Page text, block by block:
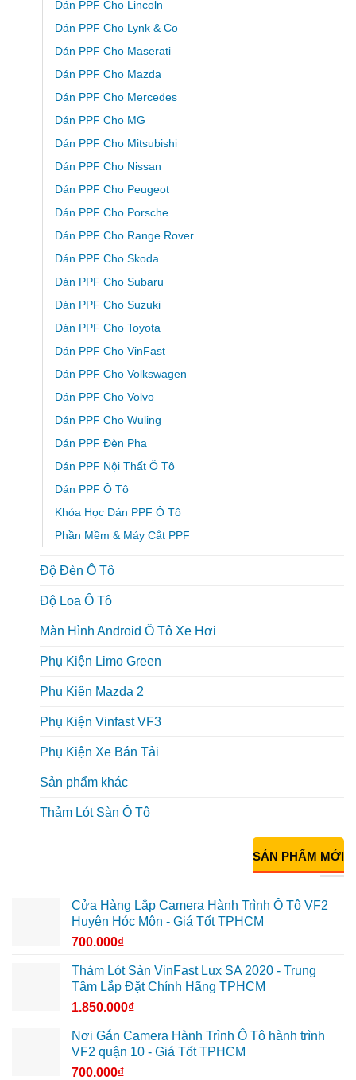
Dán PPF Cho Lincoln
Dán PPF Cho Lynk & Co
Dán PPF Cho Maserati
Dán PPF Cho Mazda
Dán PPF Cho Mercedes
Dán PPF Cho MG
Dán PPF Cho Mitsubishi
Dán PPF Cho Nissan
Dán PPF Cho Peugeot
Dán PPF Cho Porsche
Dán PPF Cho Range Rover
Dán PPF Cho Skoda
Dán PPF Cho Subaru
Dán PPF Cho Suzuki
Dán PPF Cho Toyota
Dán PPF Cho VinFast
Dán PPF Cho Volkswagen
Dán PPF Cho Volvo
Dán PPF Cho Wuling
Dán PPF Đèn Pha
Dán PPF Nội Thất Ô Tô
Dán PPF Ô Tô
Khóa Học Dán PPF Ô Tô
Phần Mềm & Máy Cắt PPF
Độ Đèn Ô Tô
Độ Loa Ô Tô
Màn Hình Android Ô Tô Xe Hơi
Phụ Kiện Limo Green
Phụ Kiện Mazda 2
Phụ Kiện Vinfast VF3
Phụ Kiện Xe Bán Tải
Sản phẩm khác
Thảm Lót Sàn Ô Tô
SẢN PHẨM MỚI
Cửa Hàng Lắp Camera Hành Trình Ô Tô VF2
Huyện Hóc Môn - Giá Tốt TPHCM
700.000₫
Thảm Lót Sàn VinFast Lux SA 2020 - Trung
Tâm Lắp Đặt Chính Hãng TPHCM
1.850.000₫
Nơi Gắn Camera Hành Trình Ô Tô hành trình
VF2 quận 10 - Giá Tốt TPHCM
700.000₫